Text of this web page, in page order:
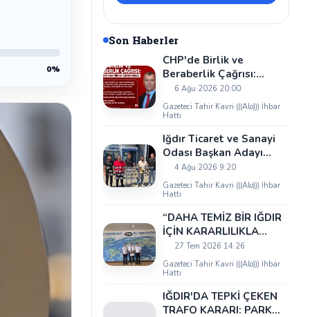
0%
Son Haberler
CHP'de Birlik ve
Beraberlik Çağrısı:
Cevzet Kaya'dan Dikkat
Çeken Mesaj
6 Ağu 2026 20:00
Gazeteci Tahir Kavri (((Alo))) İhbar
Hattı
Iğdır Ticaret ve Sanayi
Odası Başkan Adayı
Uğur Artantaş'tan
Ticaret Odası'na Sert
Eleştiri: "Nakliyeci
Sahipsiz Bırakılamaz"
4 Ağu 2026 9:20
Gazeteci Tahir Kavri (((Alo))) İhbar
Hattı
“DAHA TEMİZ BİR IĞDIR
İÇİN KARARLILIKLA
ÇALIŞIYORUZ”
27 Tem 2026 14:26
Gazeteci Tahir Kavri (((Alo))) İhbar
Hattı
IĞDIR'DA TEPKİ ÇEKEN
TRAFO KARARI: PARK